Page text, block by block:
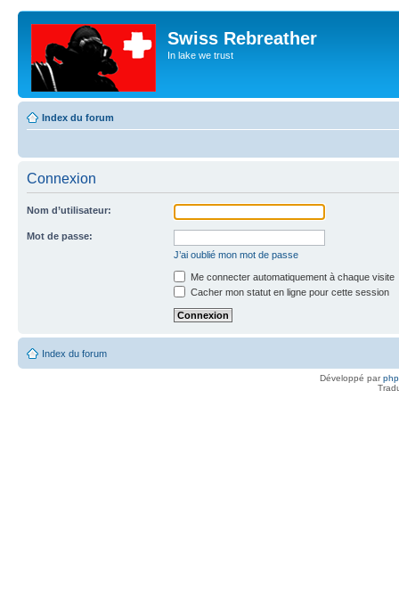
Swiss Rebreather
In lake we trust
Index du forum
Connexion
Nom d’utilisateur:
Mot de passe:
J’ai oublié mon mot de passe
Me connecter automatiquement à chaque visite
Cacher mon statut en ligne pour cette session
Index du forum
Développé par